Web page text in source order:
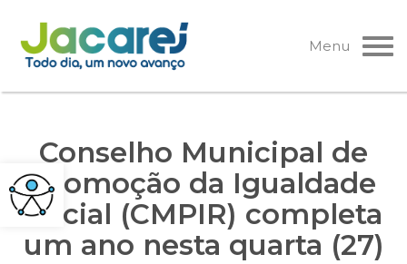
Pular
para
o
Menu
Conselho Municipal de
Promoção da Igualdade
Racial (CMPIR) completa
um ano nesta quarta (27)